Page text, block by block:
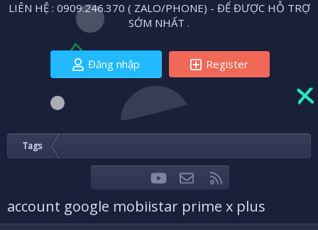
LIÊN HỆ : 0909.246.370 ( ZALO/PHONE) - ĐỂ ĐƯỢC HỖ TRỢ
SỚM NHẤT .
Đăng nhập Register
Tags
FacebookTwitteryoutubeLiên hệ
account google mobiistar prime x plus